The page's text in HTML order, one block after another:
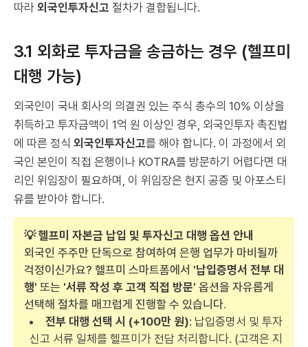
따라 외국인투자신고 절차가 결합됩니다.
3.1 외화로 투자금을 송금하는 경우 (헬프미
대행 가능)
외국인이 국내 회사의 의결권 있는 주식 총수의 10% 이상을
취득하고 투자금액이 1억 원 이상인 경우, 외국인투자 촉진법
에 따른 정식 외국인투자신고를 해야 합니다. 이 과정에서 외
국인 본인이 직접 은행이나 KOTRA를 방문하기 어렵다면 대
리인 위임장이 필요하며, 이 위임장은 현지 공증 및 아포스티
유를 받아야 합니다.
💡 헬프미 자본금 납입 및 투자신고 대행 옵션 안내
외국인 주주만 단독으로 참여하여 은행 업무가 마비될까
걱정이신가요? 헬프미 스마트폼에서 '납입증명서 전부 대
행' 또는 '서류 작성 후 고객 직접 방문' 옵션을 자유롭게
선택해 절차를 매끄럽게 진행할 수 있습니다.
전부 대행 선택 시 (+100만 원): 납입증명서 및 투자
신고 서류 일체를 헬프미가 전담 처리합니다. (고객은 지